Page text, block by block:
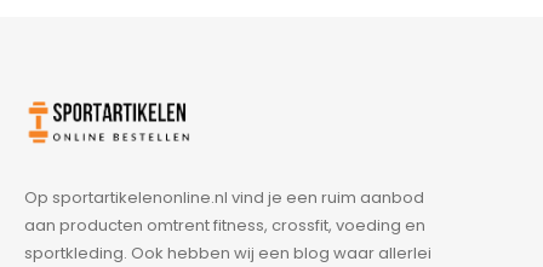
Op sportartikelenonline.nl vind je een ruim aanbod
aan producten omtrent fitness, crossfit, voeding en
sportkleding. Ook hebben wij een blog waar allerlei